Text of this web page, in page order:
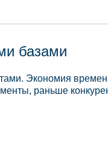
базами
Экономия
раньше